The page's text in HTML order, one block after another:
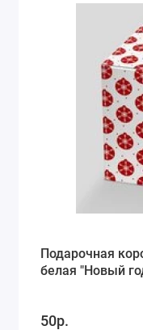
Подарочная
белая "Новый
50р.